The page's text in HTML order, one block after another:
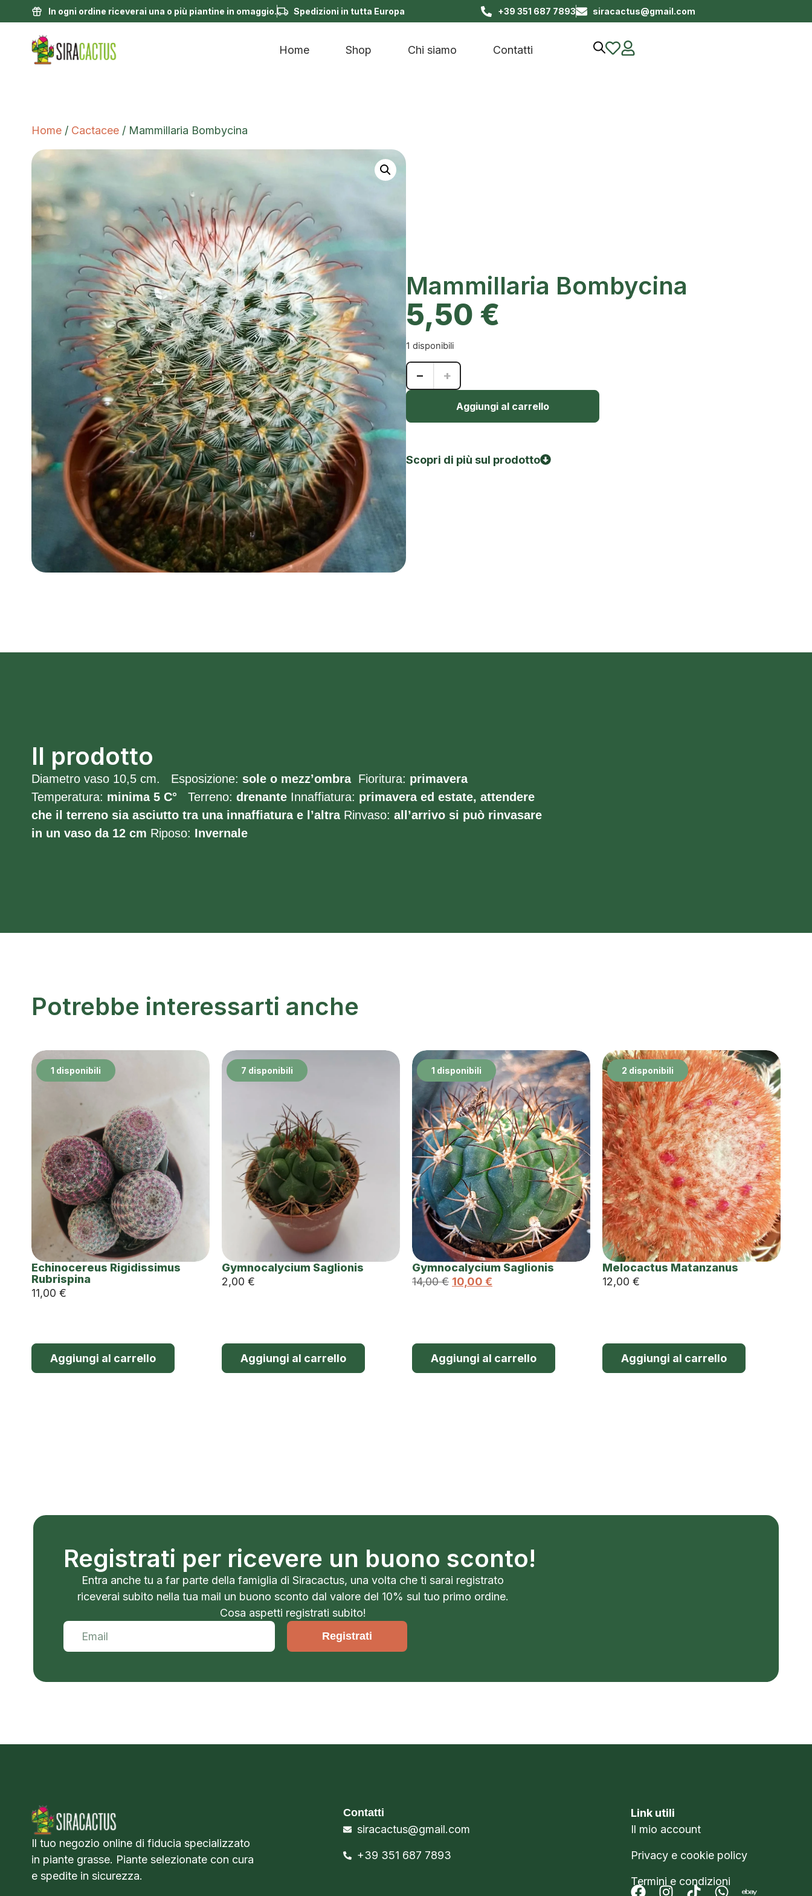
In ogni ordine riceverai una o più piantine in omaggio. Spedizioni in tutta Europa +39 351 687 7893 siracactus@gmail.com
Home Shop Chi siamo Contatti
Home / Cactacee / Mammillaria Bombycina
Mammillaria Bombycina
5,50 €
1 disponibili
− +
Aggiungi al carrello
Scopri di più sul prodotto
Il prodotto
Diametro vaso 10,5 cm. Esposizione: sole o mezz’ombra Fioritura: primavera
Temperatura: minima 5 C° Terreno: drenante Innaffiatura: primavera ed estate, attendere
che il terreno sia asciutto tra una innaffiatura e l’altraRinvaso: all’arrivo si può rinvasare
in un vaso da 12 cm Riposo: Invernale
Potrebbe interessarti anche
1 disponibili
Echinocereus Rigidissimus
Rubrispina
11,00 €
Aggiungi al carrello
7 disponibili
Gymnocalycium Saglionis
2,00 €
Aggiungi al carrello
1 disponibili
Gymnocalycium Saglionis
14,00€ 10,00 €
Aggiungi al carrello
2 disponibili
Melocactus Matanzanus
12,00 €
Aggiungi al carrello
Registrati per ricevere un buono sconto!
Entra anche tu a far parte della famiglia di Siracactus, una volta che ti sarai registrato
riceverai subito nella tua mail un buono sconto dal valore del 10% sul tuo primo ordine.
Cosa aspetti registrati subito!
Registrati
Il tuo negozio online di fiducia specializzato
in piante grasse. Piante selezionate con cura
e spedite in sicurezza.
Contatti
siracactus@gmail.com
+39 351 687 7893
Link utili
Il mio account
Privacy e cookie policy
Termini e condizioni